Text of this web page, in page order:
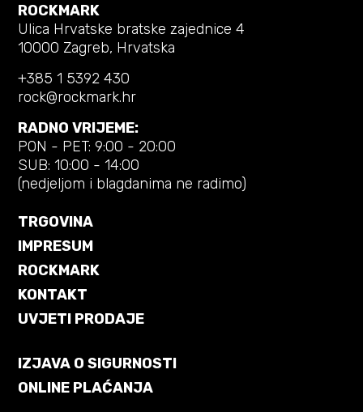
ROCKMARK
Ulica Hrvatske bratske zajednice 4
10000 Zagreb, Hrvatska
+385 1 5392 430
rock@rockmark.hr
RADNO VRIJEME:
PON - PET: 9:00 - 20:00
SUB: 10:00 - 14:00
(nedjeljom i blagdanima ne radimo)
TRGOVINA
IMPRESUM
ROCKMARK
KONTAKT
UVJETI PRODAJE
IZJAVA O SIGURNOSTI
ONLINE PLAĆANJA